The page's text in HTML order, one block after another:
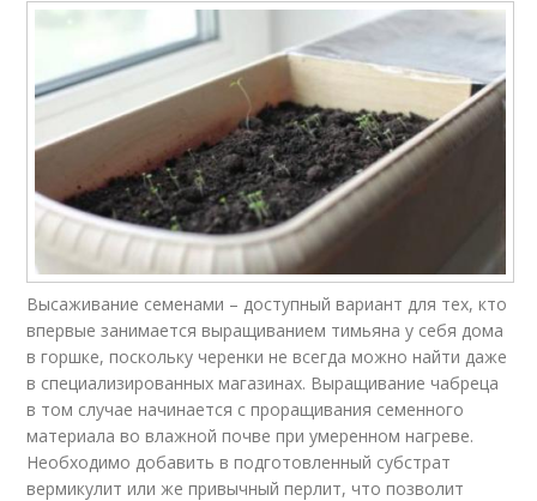
Высаживание семенами – доступный вариант для тех, кто
впервые занимается выращиванием тимьяна у себя дома
в горшке, поскольку черенки не всегда можно найти даже
в специализированных магазинах. Выращивание чабреца
в том случае начинается с проращивания семенного
материала во влажной почве при умеренном нагреве.
Необходимо добавить в подготовленный субстрат
вермикулит или же привычный перлит, что позволит